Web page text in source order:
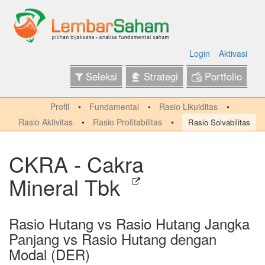
Login Aktivasi
Seleksi Strategi Portfolio
Profil Fundamental
Rasio Likuiditas
Rasio Aktivitas
Rasio Profitabilitas Rasio Solvabilitas
CKRA - Cakra
Mineral Tbk
Rasio Hutang vs Rasio Hutang Jangka
Panjang vs Rasio Hutang dengan
Modal (DER)